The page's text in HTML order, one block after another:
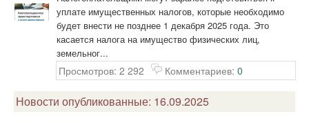
уплате имущественных налогов, которые необходимо
будет внести не позднее 1 декабря 2025 года. Это
касается налога на имущество физических лиц,
земельног...
Просмотров: 2 292 Комментариев: 0
Новости опубликованные: 16.09.2025